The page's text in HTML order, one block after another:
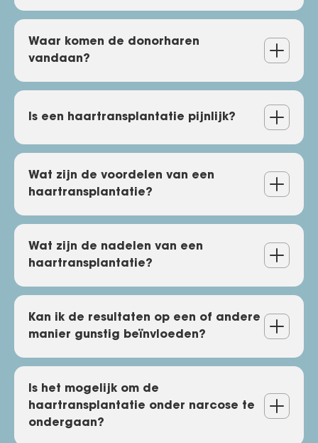
verwachten?
Laat een haartransplantatie
zichtbare littekens achter?
Waar komen de donorharen
vandaan?
Waar komen de donorharen
Is een haartransplantatie pijnlijk?
Is een haartransplantatie
pijnlijk?
Wat zijn de voordelen van een
haartransplantatie?
Wat zijn de voordelen van
een haartransplantatie?
Wat zijn de nadelen van een
haartransplantatie?
Wat zijn de nadelen van een
haartransplantatie?
Kan ik de resultaten op een of andere
manier gunstig beïnvloeden?
Kan ik de resultaten op een
of andere manier gunstig
Is het mogelijk om de
haartransplantatie onder narcose te
ondergaan?